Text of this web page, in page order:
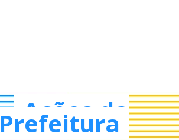
Ações da
Prefeitura